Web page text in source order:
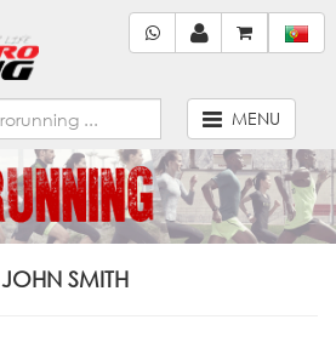
MENU
JOHN SMITH